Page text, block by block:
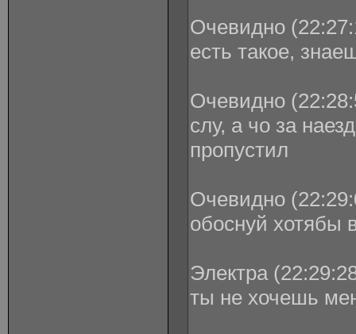
Очевидно
есть такое,
Очевидно
слу, а чо за
пропустил
Очевидно
обоснуй хотябы
Электра
ты не хочешь